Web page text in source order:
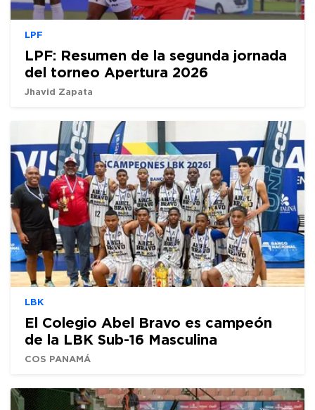
LPF
LPF: Resumen de la segunda jornada
del torneo Apertura 2026
Jhavid Zapata
LBK
El Colegio Abel Bravo es campeón
de la LBK Sub-16 Masculina
COS PANAMÁ